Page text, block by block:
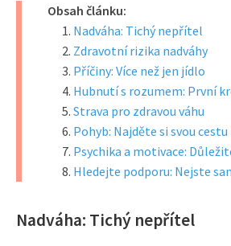
Obsah článku:
Nadváha: Tichý nepřítel
Zdravotní rizika nadváhy
Příčiny: Více než jen jídlo
Hubnutí s rozumem: První
Strava pro zdravou váhu
Pohyb: Najděte si svou cestu
Psychika a motivace:
Hledejte podporu: Nejste
Nadváha: Tichý nepřítel